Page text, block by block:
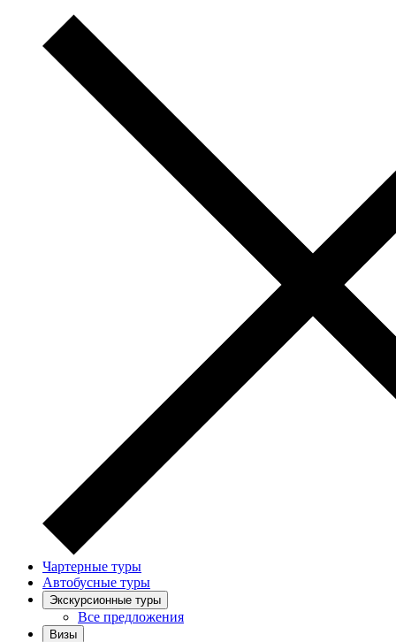
Чартерные туры
Автобусные туры
Экскурсионные туры
Все предложения
Визы